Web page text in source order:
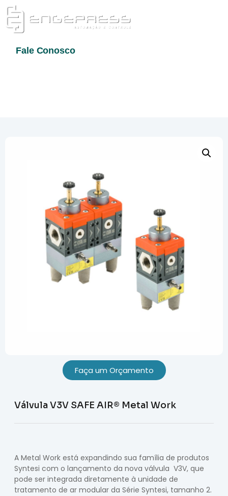
Fale Conosco
Faça um Orçamento
Válvula V3V SAFE AIR® Metal Work
A Metal Work está expandindo sua família de produtos
Syntesi com o lançamento da nova válvula V3V, que
pode ser integrada diretamente à unidade de
tratamento de ar modular da Série Syntesi, tamanho 2.